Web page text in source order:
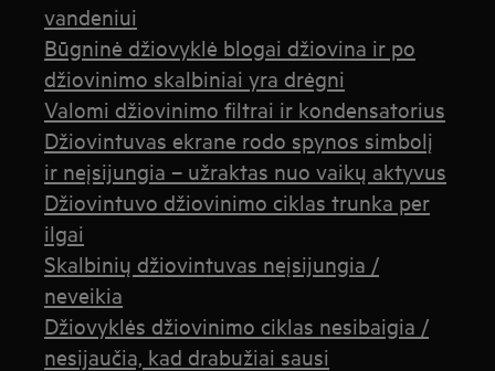
vandeniui
Būgninė džiovyklė blogai džiovina ir po
džiovinimo skalbiniai yra drėgni
Valomi džiovinimo filtrai ir kondensatorius
Džiovintuvas ekrane rodo spynos simbolį
ir neįsijungia – užraktas nuo vaikų aktyvus
Džiovintuvo džiovinimo ciklas trunka per
ilgai
Skalbinių džiovintuvas neįsijungia /
neveikia
Džiovyklės džiovinimo ciklas nesibaigia /
nesijaučia, kad drabužiai sausi